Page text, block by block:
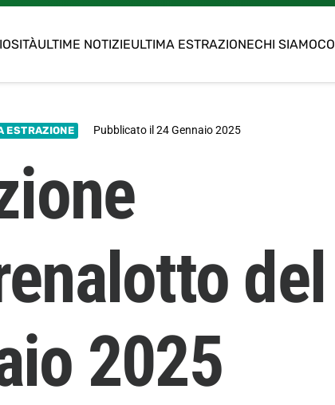
ULTIME NOTIZIEULTIMA ESTRAZIONECHI SIAMO
ESTRAZIONE Pubblicato il24 Gennaio 2025
2025